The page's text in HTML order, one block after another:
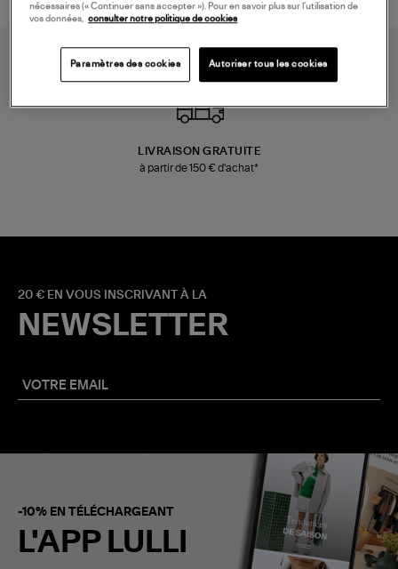
LIVRAISON GRATUITE
à partir de 150 € d'achat*
20 € EN VOUS INSCRIVANT À LA
NEWSLETTER
-10% EN TÉLÉCHARGEANT
L'APP LULLI
nécessaires (« Continuer sans accepter »). Pour en savoir plus sur l’utilisation de
vos données, consulter notre politique de cookies
Paramètres des cookies Autoriser tous les cookies